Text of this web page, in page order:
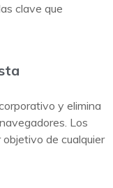
clave que
y elimina
Los
de cualquier